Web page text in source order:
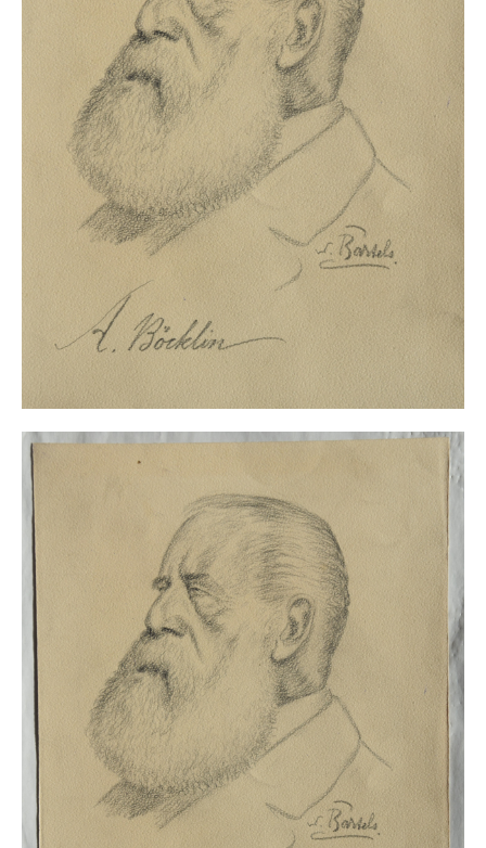
Themenflyer: Trügerische Idyllen
Themenflyer: Buch und Schrift in der Kunst
Themenflyer: Sehnsucht Süden
Themenflyer: Walter Becker
Themenflyer: Richild Holt
Themenflyer: Ernst Geitlinger
Themenflyer: Michel Wagner
Weitere Themenflyer
Buchempfehlungen
Richild Holt – Farbe und Linie
Theodor Zeller (1900-1986) Maler und
Walter Becker (1893-1984) Malerei und Grafik
Der Maler Richard Sprick (1901-1976)
Über Uns
Kontakt
Publikationsliste
Über Uns